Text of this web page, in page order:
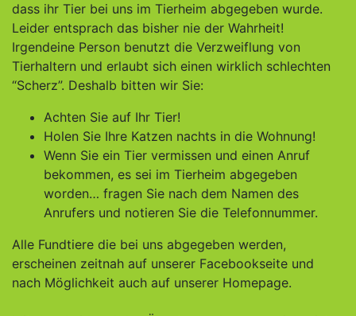
dass ihr Tier bei uns im Tierheim abgegeben wurde.
Leider entsprach das bisher nie der Wahrheit!
Irgendeine Person benutzt die Verzweiflung von
Tierhaltern und erlaubt sich einen wirklich schlechten
“Scherz”. Deshalb bitten wir Sie:
Achten Sie auf Ihr Tier!
Holen Sie Ihre Katzen nachts in die Wohnung!
Wenn Sie ein Tier vermissen und einen Anruf
bekommen, es sei im Tierheim abgegeben
worden… fragen Sie nach dem Namen des
Anrufers und notieren Sie die Telefonnummer.
Alle Fundtiere die bei uns abgegeben werden,
erscheinen zeitnah auf unserer Facebookseite und
nach Möglichkeit auch auf unserer Homepage.